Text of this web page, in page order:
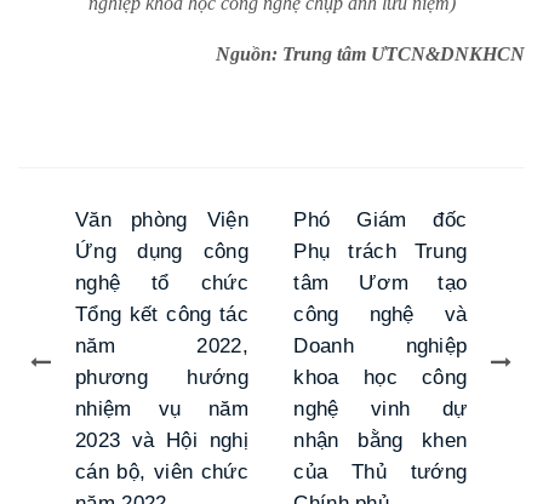
Nguồn: Trung tâm ƯTCN&DNKHCN
Văn phòng Viện
Ứng dụng công
nghệ tổ chức
Tổng kết công tác
năm 2022,
phương hướng
nhiệm vụ năm
2023 và Hội nghị
cán bộ, viên chức
Phó Giám đốc
Phụ trách Trung
tâm Ươm tạo
công nghệ và
Doanh nghiệp
khoa học công
nghệ vinh dự
nhận bằng khen
của Thủ tướng